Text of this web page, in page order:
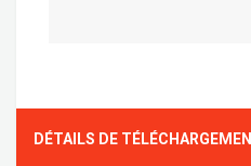
DÉTAILS DE